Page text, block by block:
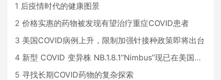
1 后疫情时代的健康图景
2 价格实惠的药物被发现有望治疗重症COVID患者
3 美国COVID病例上升，限制加强针接种政策即将出台
4 新型 COVID 变异株 NB.1.8.1“Nimbus”现已在美国占据主导地位
5 寻找长期COVID药物的复杂探索